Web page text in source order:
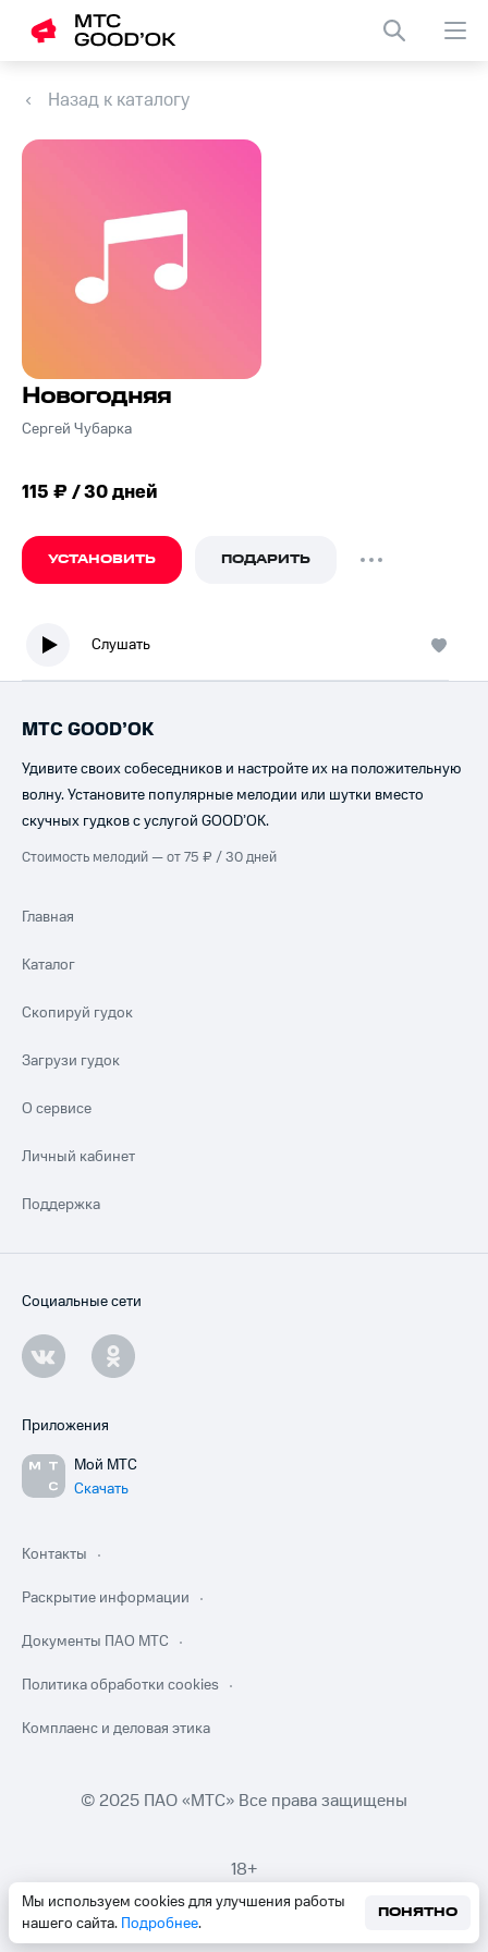
Назад к каталогу
Новогодняя
Сергей Чубарка
115 ₽ / 30 дней
УСТАНОВИТЬ ПОДАРИТЬ
Слушать
Мы используем cookies для улучшения работы
нашего сайта. Подробнее.
ПОНЯТНО
МТС GOOD’OK
Удивите своих собеседников и настройте их на положительную
волну. Установите популярные мелодии или шутки вместо
скучных гудков с услугой GOOD’OK.
Стоимость мелодий — от 75 ₽ / 30 дней
Главная
Каталог
Скопируй гудок
Загрузи гудок
О сервисе
Личный кабинет
Поддержка
Социальные сети
Приложения
Мой МТС
Скачать
Контакты
Раскрытие информации
Документы ПАО МТС
Политика обработки cookies
Комплаенс и деловая этика
© 2025 ПАО «МТС» Все права защищены
18+